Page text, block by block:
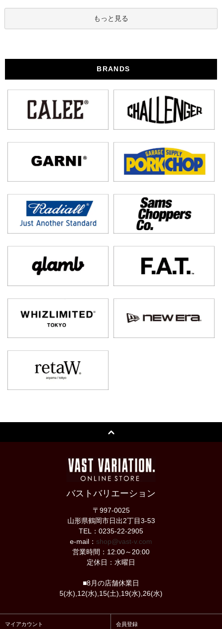
もっと見る
BRANDS
バストバリエーション
〒997-0025
山形県鶴岡市日出2丁目3-53
TEL：0235-22-2905
e-mail： shop@vast-v.com
営業時間：12:00～20:00
定休日：水曜日
■8月の店舗休業日
5(水),12(水),15(土),19(水),26(水)
マイアカウント 会員登録